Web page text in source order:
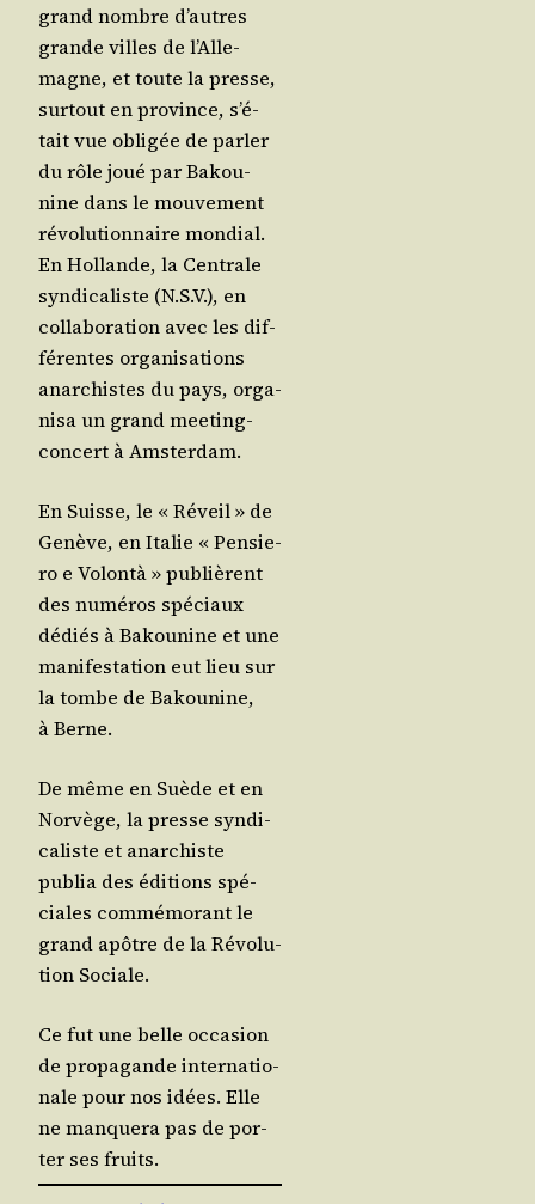
grand nombre d’autres
grande villes de l’Al­le­
magne, et toute la presse,
sur­tout en pro­vince, s’é­
tait vue obli­gée de par­ler
du rôle joué par Bakou­
nine dans le mou­ve­ment
révo­lu­tion­naire mon­dial.
En Hol­lande, la Cen­trale
syn­di­ca­liste (N.S.V.), en
col­la­bo­ra­tion avec les dif­
fé­rentes orga­ni­sa­tions
anar­chistes du pays, orga­
ni­sa un grand mee­ting-
concert à Amsterdam.
En Suisse, le « Réveil » de
Genève, en Ita­lie « Pen­sie­
ro e Volon­tà » publièrent
des numé­ros spé­ciaux
dédiés à Bakou­nine et une
mani­fes­ta­tion eut lieu sur
la tombe de Bakou­nine,
à Berne.
De même en Suède et en
Nor­vège, la presse syn­di­
ca­liste et anar­chiste
publia des édi­tions spé­
ciales com­mé­mo­rant le
grand apôtre de la Révo­lu­
tion Sociale.
Ce fut une belle occa­sion
de pro­pa­gande inter­na­tio­
nale pour nos idées. Elle
ne man­que­ra pas de por­
ter ses fruits.